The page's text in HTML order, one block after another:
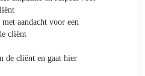
aandacht voor een
cliënt
de cliënt en gaat hier